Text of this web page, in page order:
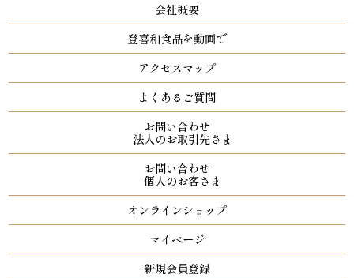
会社概要
登喜和食品を動画で
アクセスマップ
よくあるご質問
お問い合わせ
法人のお取引先さま
お問い合わせ
個人のお客さま
オンラインショップ
マイページ
新規会員登録